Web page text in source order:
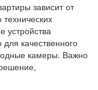
зависит от
устройства
качественного
камеры. Важно